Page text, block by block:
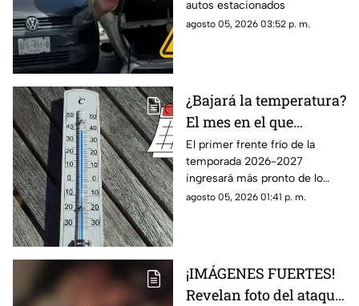
autos estacionados
agosto 05, 2026 03:52 p. m.
¿Bajará la temperatura?
El mes en el que
ingresa el primer frente
frío 2026-2027 en
Aguascalientes
El primer frente frío de la
temporada 2026-2027
ingresará más pronto de lo
esperado; te contamos cuándo
agosto 05, 2026 01:41 p. m.
¡IMÁGENES FUERTES!
Revelan foto del ataque